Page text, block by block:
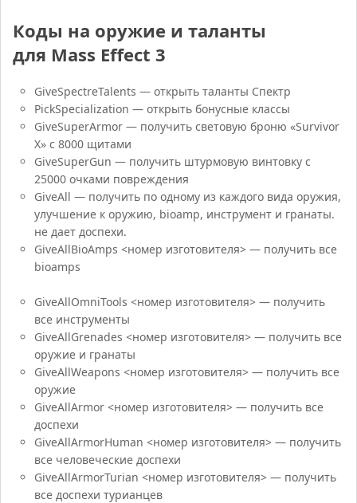
Коды на оружие и таланты
для Mass Effect 3
GiveSpectreTalents — открыть таланты Спектр
PickSpecialization — открыть бонусные классы
GiveSuperArmor — получить световую броню «Survivor
X» с 8000 щитами
GiveSuperGun — получить штурмовую винтовку с
25000 очками повреждения
GiveAll — получить по одному из каждого вида оружия,
улучшение к оружию, bioamp, инструмент и гранаты.
не дает доспехи.
GiveAllBioAmps <номер изготовителя> — получить все
bioamps
GiveAllOmniTools <номер изготовителя> — получить
все инструменты
GiveAllGrenades <номер изготовителя> — получить все
оружие и гранаты
GiveAllWeapons <номер изготовителя> — получить все
оружие
GiveAllArmor <номер изготовителя> — получить все
доспехи
GiveAllArmorHuman <номер изготовителя> — получить
все человеческие доспехи
GiveAllArmorTurian <номер изготовителя> — получить
все доспехи турианцев